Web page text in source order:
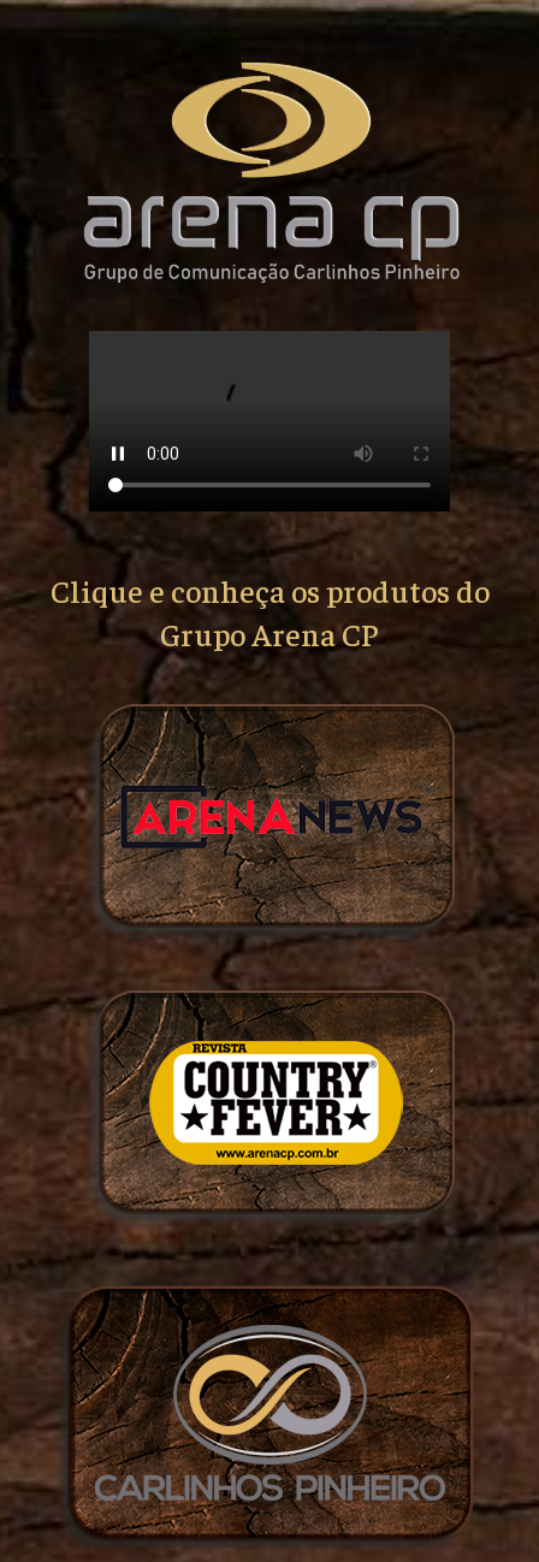
Clique e conheça os produtos do
Grupo Arena CP